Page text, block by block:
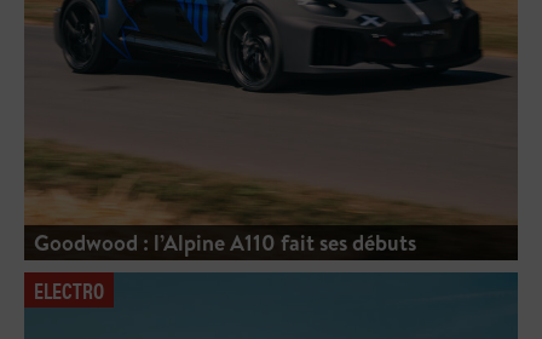
Goodwood : l’Alpine A110 fait ses débuts
ELECTRO